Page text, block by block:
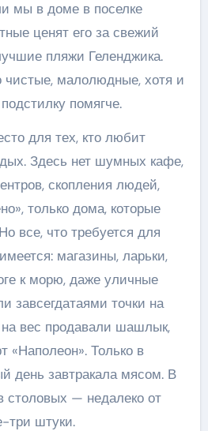
мы в доме в поселке
ценят его за свежий
пляжи Геленджика.
малолюдные, хотя и
помягче.
для тех, кто любит
Здесь нет шумных кафе,
скопления людей,
только дома, которые
все, что требуется для
магазины, ларьки,
к морю, даже уличные
завсегдатаями точки на
на вес продавали шашлык,
«Наполеон». Только в
день завтракала мясом. В
столовых — недалеко от
три штуки.